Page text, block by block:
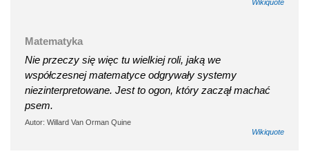
Wikiquote
Matematyka
Nie przeczy się więc tu wielkiej roli, jaką we
współczesnej matematyce odgrywały systemy
niezinterpretowane. Jest to ogon, który zaczął machać
psem.
Autor: Willard Van Orman Quine
Wikiquote